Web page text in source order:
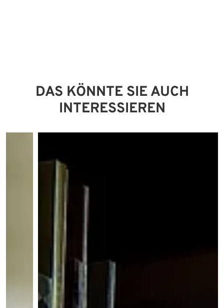
DAS KÖNNTE SIE AUCH
INTERESSIEREN